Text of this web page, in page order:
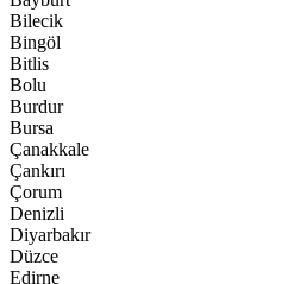
Bilecik
Bingöl
Bitlis
Bolu
Burdur
Bursa
Çanakkale
Çankırı
Çorum
Denizli
Diyarbakır
Düzce
Edirne